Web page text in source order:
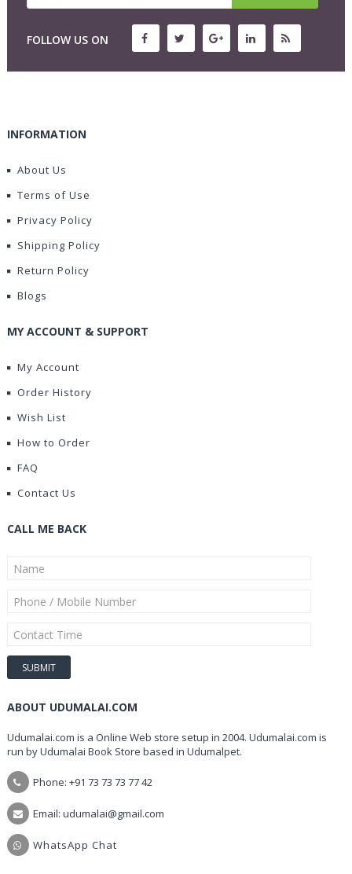
FOLLOW US ON
INFORMATION
About Us
Terms of Use
Privacy Policy
Shipping Policy
Return Policy
Blogs
MY ACCOUNT & SUPPORT
My Account
Order History
Wish List
How to Order
FAQ
Contact Us
CALL ME BACK
ABOUT UDUMALAI.COM
Udumalai.com is a Online Web store setup in 2004. Udumalai.com is
run by Udumalai Book Store based in Udumalpet.
Phone: +91 73 73 73 77 42
Email: udumalai@gmail.com
WhatsApp Chat